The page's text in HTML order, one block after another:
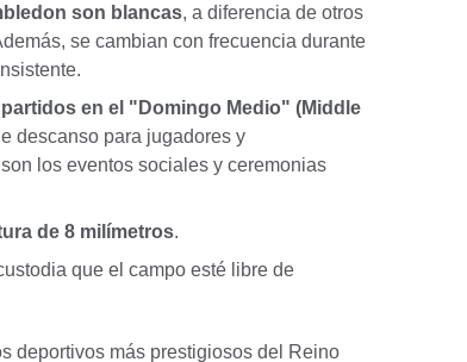
son blancas, a diferencia de otros
se cambian con frecuencia durante
en el "Domingo Medio" (Middle
descanso para jugadores y
los eventos sociales y ceremonias
de 8 milímetros.
que el campo esté libre de
deportivos más prestigiosos del Reino